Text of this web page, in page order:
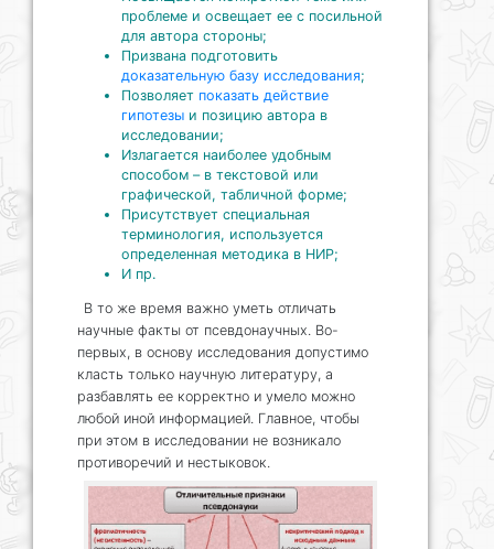
проблеме и освещает ее с посильной
для автора стороны;
Призвана подготовить
доказательную базу исследования;
Позволяет показать действие
гипотезы и позицию автора в
исследовании;
Излагается наиболее удобным
способом – в текстовой или
графической, табличной форме;
Присутствует специальная
терминология, используется
определенная методика в НИР;
И пр.
В то же время важно уметь отличать
научные факты от псевдонаучных. Во-
первых, в основу исследования допустимо
класть только научную литературу, а
разбавлять ее корректно и умело можно
любой иной информацией. Главное, чтобы
при этом в исследовании не возникало
противоречий и нестыковок.